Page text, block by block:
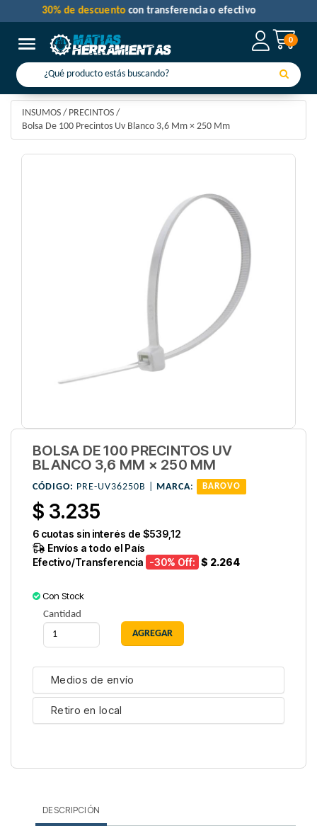
0
Toggle navigation
30% de descuentocon transferencia o efectivo
INSUMOS / PRECINTOS /
Bolsa De 100 Precintos Uv Blanco 3,6 Mm × 250 Mm
BOLSA DE 100 PRECINTOS UV
BLANCO 3,6 MM × 250 MM
CÓDIGO: PRE-UV36250B | MARCA: BAROVO
$ 3.235
6 cuotas sin interés de $539,12
Envíos a todo el País
Efectivo/Transferencia -30% Off: $ 2.264
Con Stock
Cantidad
Medios de envío
Retiro en local
DESCRIPCIÓN